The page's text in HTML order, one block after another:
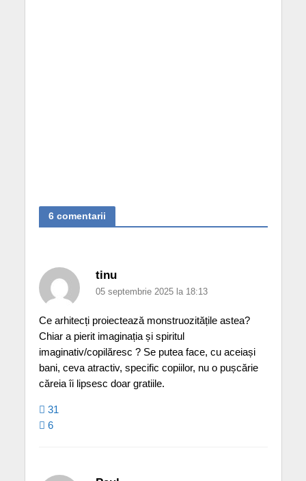
6 comentarii
tinu
05 septembrie 2025 la 18:13
Ce arhitecți proiectează monstruozitățile astea?
Chiar a pierit imaginația și spiritul
imaginativ/copilăresc ? Se putea face, cu aceiași
bani, ceva atractiv, specific copiilor, nu o pușcărie
căreia îi lipsesc doar gratiile.
31
6